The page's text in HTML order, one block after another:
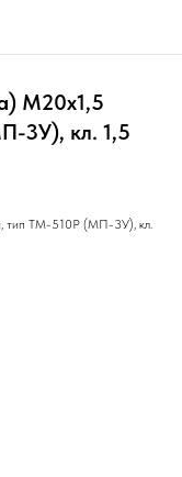
М20х1,5
3У), кл. 1,5
тип ТМ-510Р (МП-3У), кл.